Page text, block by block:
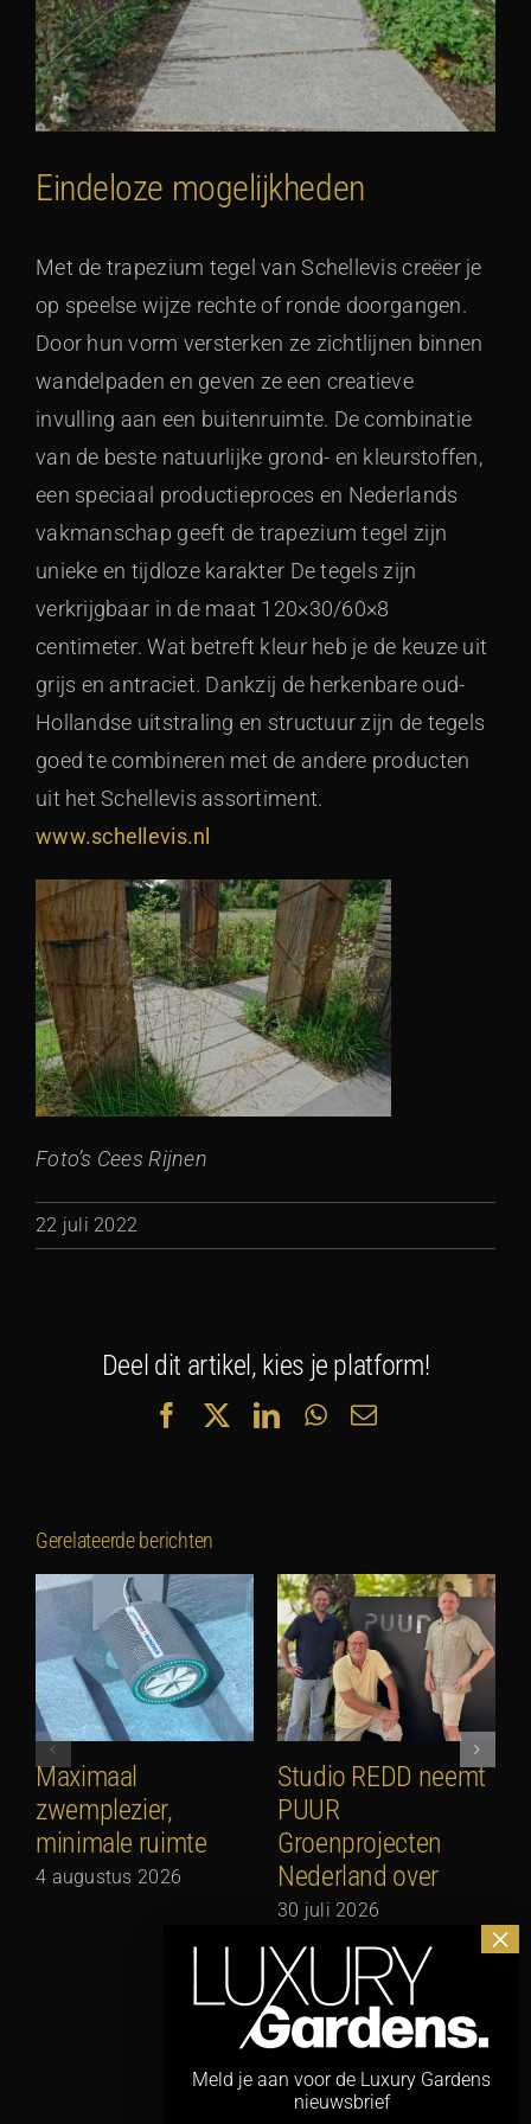
Eindeloze mogelijkheden
Met de trapezium tegel van Schellevis creëer je
op speelse wijze rechte of ronde doorgangen.
Door hun vorm versterken ze zichtlijnen binnen
wandelpaden en geven ze een creatieve
invulling aan een buitenruimte. De combinatie
van de beste natuurlijke grond- en kleurstoffen,
een speciaal productieproces en Nederlands
vakmanschap geeft de trapezium tegel zijn
unieke en tijdloze karakter De tegels zijn
verkrijgbaar in de maat 120×30/60×8
centimeter. Wat betreft kleur heb je de keuze uit
grijs en antraciet. Dankzij de herkenbare oud-
Hollandse uitstraling en structuur zijn de tegels
goed te combineren met de andere producten
uit het Schellevis assortiment.
www.schellevis.nl
Foto’s Cees Rijnen
22 juli 2022
Deel dit artikel, kies je platform!
FacebookLinkedInWhatsApp
E-
Gerelateerde berichten
Maximaal
zwemplezier,
minimale ruimte
4 augustus 2026
Studio REDD neemt
PUUR
Groenprojecten
Nederland over
30 juli 2026
Meld je aan voor de Luxury Gardens
nieuwsbrief